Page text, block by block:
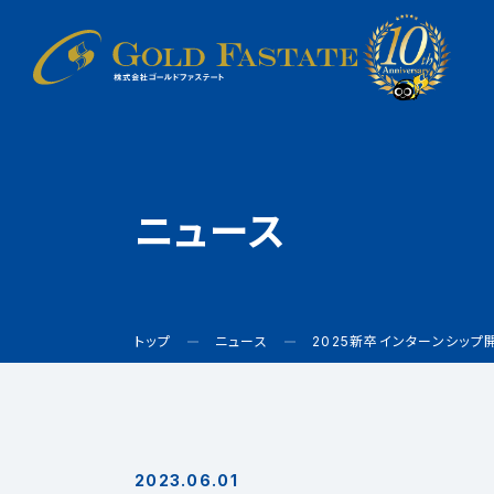
ニュース
トップ ニュース 2025新卒インターンシップ
2023.06.01